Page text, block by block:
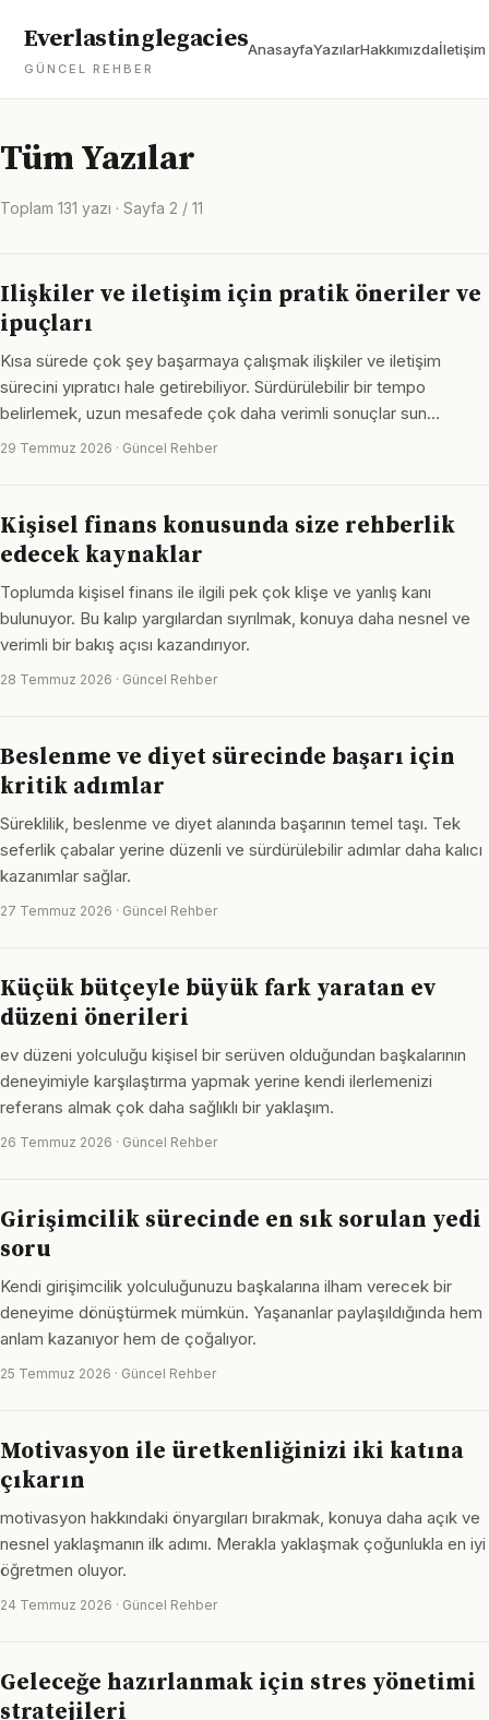
Everlastinglegacies
GÜNCEL REHBER
AnasayfaYazılarHakkımızdaİletişim
Tüm Yazılar
Toplam 131 yazı · Sayfa 2 / 11
Ilişkiler ve iletişim için pratik öneriler ve
ipuçları
Kısa sürede çok şey başarmaya çalışmak ilişkiler ve iletişim
sürecini yıpratıcı hale getirebiliyor. Sürdürülebilir bir tempo
belirlemek, uzun mesafede çok daha verimli sonuçlar sun…
29 Temmuz 2026 · Güncel Rehber
Kişisel finans konusunda size rehberlik
edecek kaynaklar
Toplumda kişisel finans ile ilgili pek çok klişe ve yanlış kanı
bulunuyor. Bu kalıp yargılardan sıyrılmak, konuya daha nesnel ve
verimli bir bakış açısı kazandırıyor.
28 Temmuz 2026 · Güncel Rehber
Beslenme ve diyet sürecinde başarı için
kritik adımlar
Süreklilik, beslenme ve diyet alanında başarının temel taşı. Tek
seferlik çabalar yerine düzenli ve sürdürülebilir adımlar daha kalıcı
kazanımlar sağlar.
27 Temmuz 2026 · Güncel Rehber
Küçük bütçeyle büyük fark yaratan ev
düzeni önerileri
ev düzeni yolculuğu kişisel bir serüven olduğundan başkalarının
deneyimiyle karşılaştırma yapmak yerine kendi ilerlemenizi
referans almak çok daha sağlıklı bir yaklaşım.
26 Temmuz 2026 · Güncel Rehber
Girişimcilik sürecinde en sık sorulan yedi
soru
Kendi girişimcilik yolculuğunuzu başkalarına ilham verecek bir
deneyime dönüştürmek mümkün. Yaşananlar paylaşıldığında hem
anlam kazanıyor hem de çoğalıyor.
25 Temmuz 2026 · Güncel Rehber
Motivasyon ile üretkenliğinizi iki katına
çıkarın
motivasyon hakkındaki önyargıları bırakmak, konuya daha açık ve
nesnel yaklaşmanın ilk adımı. Merakla yaklaşmak çoğunlukla en iyi
öğretmen oluyor.
24 Temmuz 2026 · Güncel Rehber
Geleceğe hazırlanmak için stres yönetimi
stratejileri